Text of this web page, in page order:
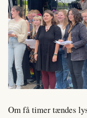
Om få timer tændes